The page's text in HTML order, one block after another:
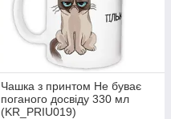
Чашка з принтом Не буває
поганого досвіду 330 мл
(KR_PRIU019)